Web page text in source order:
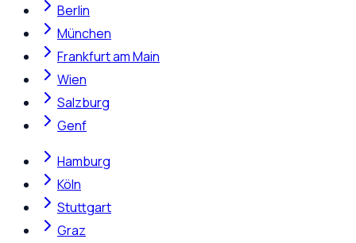
Berlin
München
Frankfurt am Main
Wien
Salzburg
Genf
Hamburg
Köln
Stuttgart
Graz